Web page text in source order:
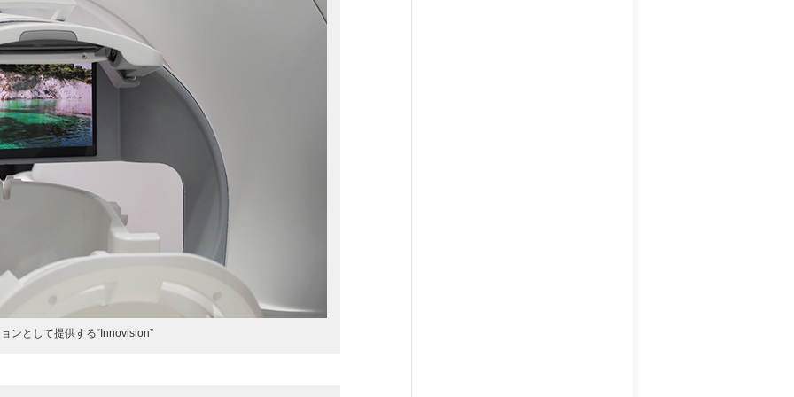
ンとして提供する“Innovision”